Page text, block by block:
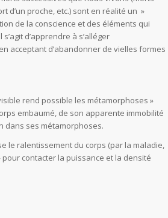
d’un proche, etc.) sont en réalité un »
de la conscience et des éléments qui
s’agit d’apprendre à s’alléger
acceptant d’abandonner de vielles formes
rend possible les métamorphoses »
embaumé, de son apparente immobilité
dans ses métamorphoses.
le ralentissement du corps (par la maladie,
contacter la puissance et la densité